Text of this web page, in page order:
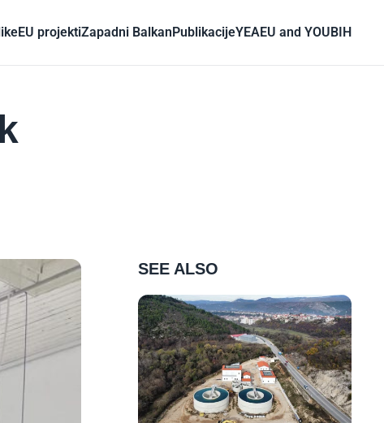
EU projektiZapadni BalkanPublikacijeYEAEU and YOUBIH
SEE ALSO